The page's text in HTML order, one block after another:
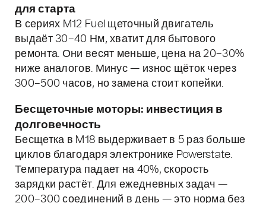
для старта
В сериях M12 Fuel щеточный двигатель
выдаёт 30–40 Нм, хватит для бытового
ремонта. Они весят меньше, цена на 20–30%
ниже аналогов. Минус — износ щёток через
300–500 часов, но замена стоит копейки.
Бесщеточные моторы: инвестиция в
долговечность
Бесщетка в M18 выдерживает в 5 раз больше
циклов благодаря электронике Powerstate.
Температура падает на 40%, скорость
зарядки растёт. Для ежедневных задач —
200–300 соединений в день — это норма без